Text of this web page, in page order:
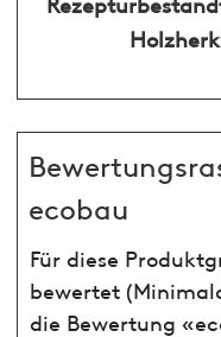
ecobau
Für diese
bewertet
die Bewertung